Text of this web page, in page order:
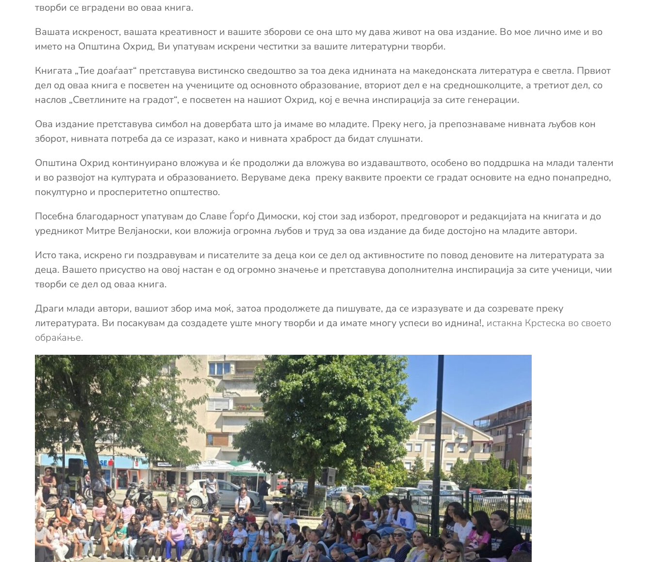
творби се вградени во оваа книга.
Вашата искреност, вашата креативност и вашите зборови се она што му дава живот на ова издание. Во мое лично име и во
името на Општина Охрид, Ви упатувам искрени честитки за вашите литературни творби.
Книгата „Тие доаѓаат“ претставува вистинско сведоштво за тоа дека иднината на македонската литература е светла. Првиот
дел од оваа книга е посветен на учениците од основното образование, вториот дел е на средношколците, а третиот дел, со
наслов „Светлините на градот“, е посветен на нашиот Охрид, кој е вечна инспирација за сите генерации.
Ова издание претставува симбол на довербата што ја имаме во младите. Преку него, ја препознаваме нивната љубов кон
зборот, нивната потреба да се изразат, како и нивната храброст да бидат слушнати.
Општина Охрид континуирано вложува и ќе продолжи да вложува во издаваштвото, особено во поддршка на млади таленти
и во развојот на културата и образованието. Веруваме дека преку ваквите проекти се градат основите на едно понапредно,
покултурно и просперитетно општество.
Посебна благодарност упатувам до Славе Ѓорѓо Димоски, кој стои зад изборот, предговорот и редакцијата на книгата и до
уредникот Митре Велјаноски, кои вложија огромна љубов и труд за ова издание да биде достојно на младите автори.
Исто така, искрено ги поздравувам и писателите за деца кои се дел од активностите по повод деновите на литературата за
деца. Вашето присуство на овој настан е од огромно значење и претставува дополнителна инспирација за сите ученици, чии
творби се дел од оваа книга.
Драги млади автори, вашиот збор има моќ, затоа продолжете да пишувате, да се изразувате и да созревате преку
литературата. Ви посакувам да создадете уште многу творби и да имате многу успеси во иднина!, истакна Крстеска во своето
обраќање.